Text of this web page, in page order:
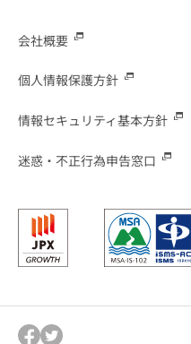
会社概要
個人情報保護方針
情報セキュリティ基本方針
迷惑・不正行為申告窓口